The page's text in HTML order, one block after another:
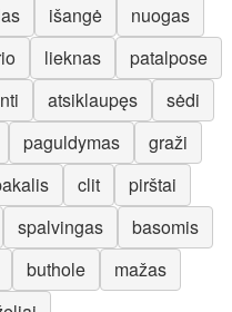
išangė
nuogas
lieknas
patalpose
atsiklaupęs
sėdi
paguldymas
graži
clit
pirštai
spalvingas
basomis
buthole
mažas